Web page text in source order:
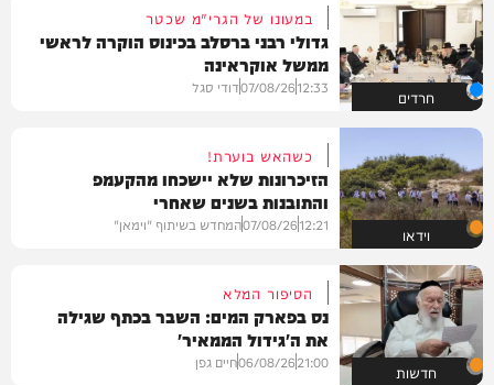
חרדים
במעונו של הגרי"מ שכטר
גדולי רבני ברסלב בכינוס הוקרה לראשי
ממשל אוקראינה
12:33
07/08/26דודי סגל
וידאו
כשהאש בוערת!
הזיכרונות שלא יישכחו מהקעמפ
והתובנות בשנים שאחרי
12:21
07/08/26המחדש בשיתוף "וימאן"
חדשות
הסיפור המלא
נס בפארק המים: השבר בכתף שגילה
את ה'גידול הממאיר'
21:00
06/08/26חיים גפן